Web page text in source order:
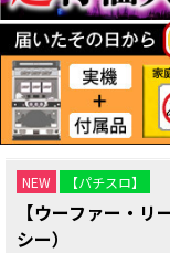
NEW 【パチスロ】
【ウーファー・
シー）